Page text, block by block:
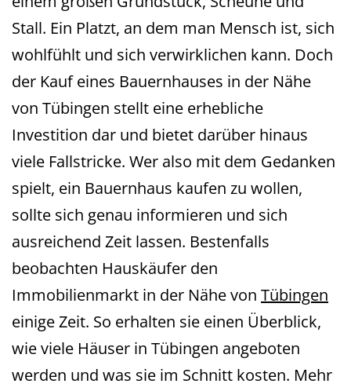
Stall. Ein Platzt, an dem man Mensch ist, sich
wohlfühlt und sich verwirklichen kann. Doch
der Kauf eines Bauernhauses in der Nähe
von Tübingen stellt eine erhebliche
Investition dar und bietet darüber hinaus
viele Fallstricke. Wer also mit dem Gedanken
spielt, ein Bauernhaus kaufen zu wollen,
sollte sich genau informieren und sich
ausreichend Zeit lassen. Bestenfalls
beobachten Hauskäufer den
Immobilienmarkt in der Nähe von Tübingen
einige Zeit. So erhalten sie einen Überblick,
wie viele Häuser in Tübingen angeboten
werden und was sie im Schnitt kosten. Mehr